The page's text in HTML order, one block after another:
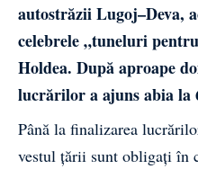
autostrăzii Lugoj–Deva,
celebrele „tuneluri
Holdea. După aproape
lucrărilor a ajuns abia
Până la finalizarea
vestul țării sunt obligați în